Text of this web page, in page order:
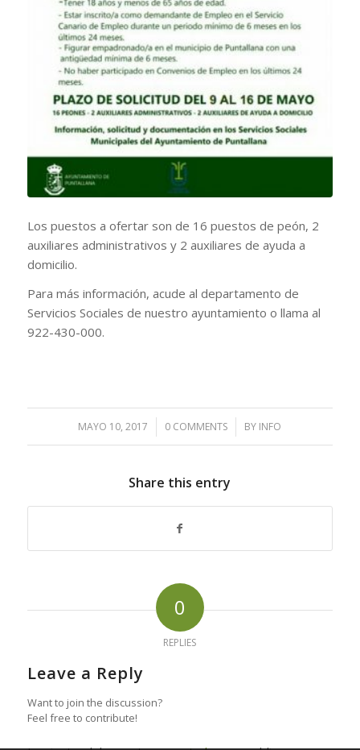
Los puestos a ofertar son de 16 puestos de peón, 2
auxiliares administrativos y 2 auxiliares de ayuda a
domicilio.
Para más información, acude al departamento de
Servicios Sociales de nuestro ayuntamiento o llama al
922-430-000.
MAYO 10, 2017
/ 0 COMMENTS
/ BY INFO
Share this entry
0
REPLIES
Leave a Reply
Want to join the discussion?
Feel free to contribute!